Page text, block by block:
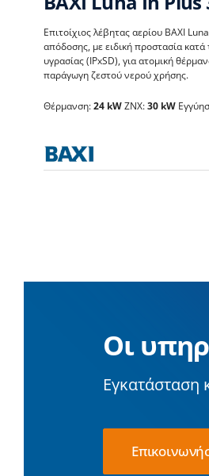
BAXI Luna In
Λέβητες με άμεση
Επιτοίχιος λέβητας αερίου BAXI
απόδοσης, με ειδική προστασία κατά
υγρασίας (IPxSD), για ατομική
παράγωγη ζεστού νερού χρήσης.
Θέρμανση:24 kWΖΝΧ:30 kW
Οι
Εγκατάσταση